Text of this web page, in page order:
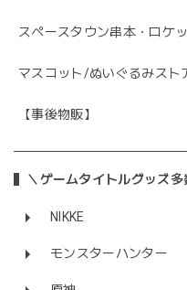
スペースタウン串本・ロケ
マスコット/ぬいぐるみスト
【事後物販】
＼ゲームタイトルグッズ多
NIKKE
モンスターハンター